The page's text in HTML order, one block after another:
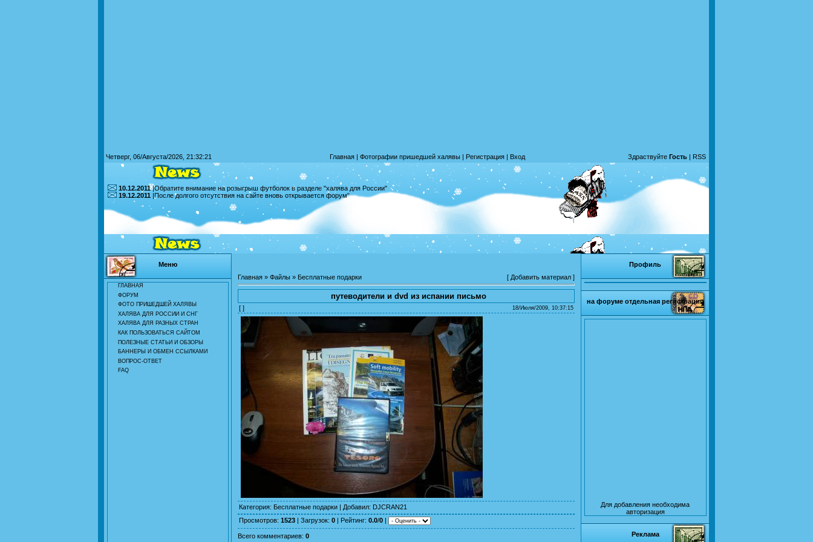
Четверг, 06/Августа/2026, 21:32:21 Главная| Фотографии пришедшей халявы| Регистрация| Вход Здраствуйте Гость | RSS
10.12.2011|Обратите внимание на розыгрыш футболок в разделе "халява для России"
19.12.2011 |После долгого отсутствия на сайте вновь открывается форум"
Меню
ГЛАВНАЯ
ФОРУМ
ФОТО ПРИШЕДШЕЙ ХАЛЯВЫ
ХАЛЯВА ДЛЯ РОССИИ И СНГ
ХАЛЯВА ДЛЯ РАЗНЫХ СТРАН
КАК ПОЛЬЗОВАТЬСЯ САЙТОМ
ПОЛЕЗНЫЕ СТАТЬИ И ОБЗОРЫ
БАННЕРЫ И ОБМЕН ССЫЛКАМИ
ВОПРОС-ОТВЕТ
FAQ
Главная » Файлы » Бесплатные подарки [ Добавить материал ]
путеводители и dvd из испании письмо
[ ] 18/Июля/2009, 10:37:15
Категория: Бесплатные подарки | Добавил: DJCRAN21
Просмотров: 1523 | Загрузок: 0 | Рейтинг: 0.0/0 |
Всего комментариев: 0
Профиль
на форуме отдельная регистрация
Для добавления необходима
авторизация
Реклама